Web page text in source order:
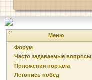
Меню
Форум
Часто задаваемые вопросы
Положения портала
Летопись побед